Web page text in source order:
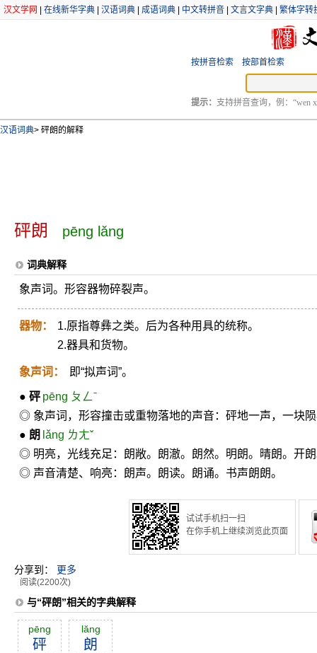
汉文学网 在线新华字典 汉语词典 成语词典 中文转拼音 文言文字典 繁体字转
按拼音检索 按部首检索
提示： 支持拼音查询，例：“wen
汉语词典> 砰朗的解释
砰朗 pēng lǎng
词典解释
象声词。形容器物碎裂声。
器物：
1.原指尊彝之类。后为各种用具的统称。
2.器具和货物。
象声词： 即“拟声词”。
● 砰 pēng ㄆㄥˉ
◎ 象声词，形容撞击或重物落地的声音：砰地一声，一块
● 朗 lǎng ㄌㄤˇ
◎ 明亮，光线充足：朗敞。朗澈。朗然。明朗。晴朗。开
◎ 声音清楚、响亮：朗声。朗读。朗诵。书声朗朗。
试试手机扫一扫
在你手机上继续浏览此页面
分享到： 更多
阅读(2200次)
与“砰朗”相关的字典解释
pēng
砰
lăng
朗